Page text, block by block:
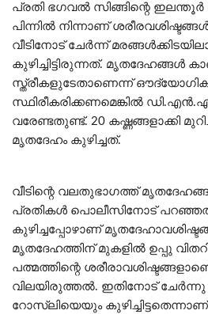
പ്രതി ഭഗവൽ സിങ്ങിന്റെ ഇലന്തൂർ
പിന്നിൽ നിന്നാണ്
വീടിനോട് ചേർന്ന്
കുഴിച്ചിട്ടിരുന്നത്. മൃതദേഹങ്ങൾ
സ്ത്രീകളുടേതാണെന്ന്
സ്ഥിരീകരിക്കണമെങ്കിൽ
വരേണ്ടതുണ്ട്. 20 കഷ്ണങ്ങളാക്കി
മൃതദേഹം കുഴിച്ചത്.
വീടിന്റെ വലതുഭാഗത്ത്
പ്രതികൾ പൊലീസിനോട്
കുഴിച്ചപ്പോഴാണ്
മൃതദേഹത്തിന് മുകളിൽ ഉപ്പു
പത്മത്തിന്റെ
വിലയിരുത്തൽ. ഇതിനോട്
റോസ്ലിയെയും